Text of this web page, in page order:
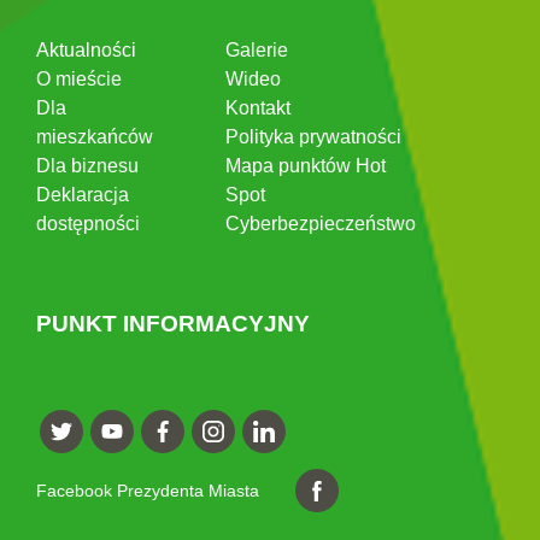
Aktualności
O mieście
Dla
mieszkańców
Dla biznesu
Deklaracja
dostępności
Galerie
Wideo
Kontakt
Polityka prywatności
Mapa punktów Hot
Spot
Cyberbezpieczeństwo
PUNKT INFORMACYJNY
Facebook Prezydenta Miasta